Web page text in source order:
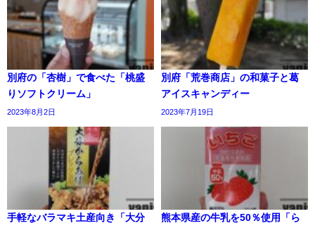
別府の「杏樹」で食べた「桃盛
りソフトクリーム」
2023年8月2日
別府「荒巻商店」の和菓子と葛
アイスキャンディー
2023年7月19日
手軽なバラマキ土産向き「大分
熊本県産の牛乳を50％使用「ら